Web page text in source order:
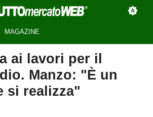
MAGAZINE
ai lavori per il
Manzo: "È un
si realizza"